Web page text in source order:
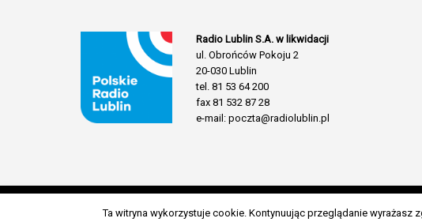
Radio Lublin S.A. w likwidacji
ul. Obrońców Pokoju 2
20-030 Lublin
tel. 81 53 64 200
fax 81 532 87 28
e-mail: poczta@radiolublin.pl
© 2026
Ta witryna wykorzystuje cookie. Kontynuując przeglądanie